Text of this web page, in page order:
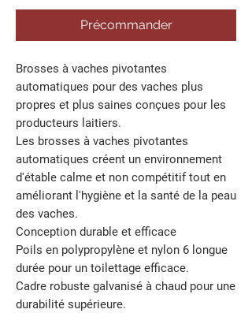
Précommander
Brosses à vaches pivotantes
automatiques pour des vaches plus
propres et plus saines conçues pour les
producteurs laitiers.
Les brosses à vaches pivotantes
automatiques créent un environnement
d'étable calme et non compétitif tout en
améliorant l'hygiène et la santé de la peau
des vaches.
Conception durable et efficace
Poils en polypropylène et nylon 6 longue
durée pour un toilettage efficace.
Cadre robuste galvanisé à chaud pour une
durabilité supérieure.